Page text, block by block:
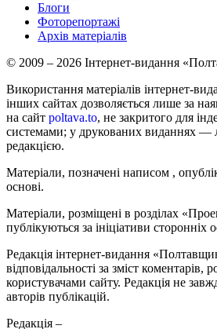
Блоги
Фоторепортажі
Архів матеріалів
© 2009 – 2026 Інтернет-видання
Використання матеріалів інтернет-
інших сайтах дозволяється лише за
на сайт poltava.to, не закритого для
системами; у друкованих виданнях —
редакцією.
Матеріали, позначені написом ,
основі.
Матеріали, розміщені в розділах
публікуються за ініціативи сторонніх
Редакція інтернет-видання
відповідальності за зміст коментарів,
користувачами сайту. Редакція не
авторів публікацій.
Редакція –